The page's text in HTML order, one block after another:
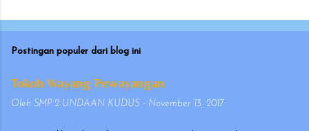
Postingan populer dari blog ini
Tokoh Wayang Pewayangan
Oleh SMP 2 UNDAAN KUDUS - November 13, 2017